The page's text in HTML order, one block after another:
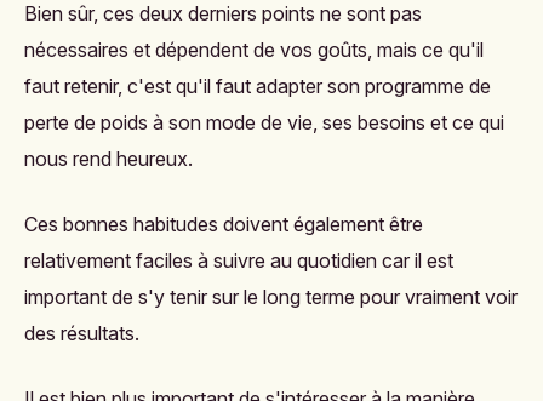
Bien sûr, ces deux derniers points ne sont pas
nécessaires et dépendent de vos goûts, mais ce qu'il
faut retenir, c'est qu'il faut adapter son programme de
perte de poids à son mode de vie, ses besoins et ce qui
nous rend heureux.
Ces bonnes habitudes doivent également être
relativement faciles à suivre au quotidien car il est
important de s'y tenir sur le long terme pour vraiment voir
des résultats.